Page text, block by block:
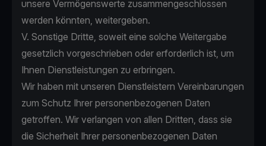
unsere Vermögenswerte zusammengeschlossen
werden könnten, weitergeben.
V. Sonstige Dritte, soweit eine solche Weitergabe
gesetzlich vorgeschrieben oder erforderlich ist, um
Ihnen Dienstleistungen zu erbringen.
Wir haben mit unseren Dienstleistern Vereinbarungen
zum Schutz Ihrer personenbezogenen Daten
getroffen. Wir verlangen von allen Dritten, dass sie
die Sicherheit Ihrer personenbezogenen Daten